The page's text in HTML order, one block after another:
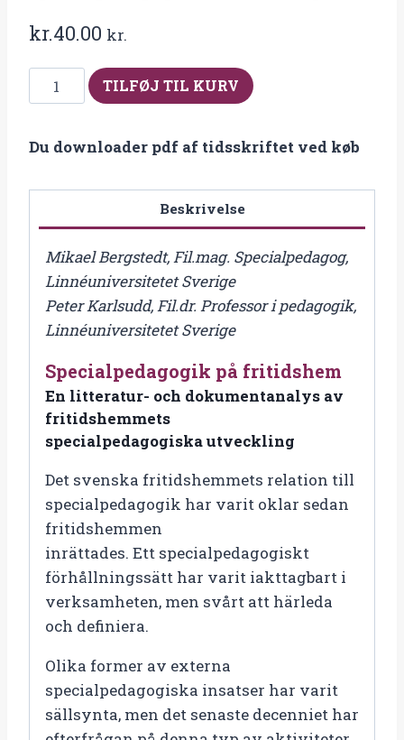
kr.40.00 kr.
2022-
Specialpedagogik
En
litteratur-
och
dokumentanalys
specialpedagogiska
utveckling
antal
TILFØJ TIL KURV
Du downloader pdf af tidsskriftet ved køb
Beskrivelse
Mikael Bergstedt, Fil.mag. Specialpedagog,
Linnéuniversitetet Sverige
Peter Karlsudd, Fil.dr. Professor i pedagogik,
Linnéuniversitetet Sverige
Specialpedagogik på fritidshem
En litteratur- och dokumentanalys av
fritidshemmets
specialpedagogiska utveckling
Det svenska fritidshemmets relation till
specialpedagogik har varit oklar sedan
fritidshemmen
inrättades. Ett specialpedagogiskt
förhållningssätt har varit iakttagbart i
verksamheten, men svårt att härleda
och definiera.
Olika former av externa
specialpedagogiska insatser har varit
sällsynta, men det senaste decenniet har